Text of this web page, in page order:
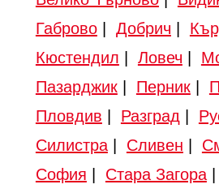
Габрово| Добрич
Кюстендил
Ловеч
Пазарджик| Перник|
Пловдив
Разград
Силистра| Сливен
София
Стара Загора|